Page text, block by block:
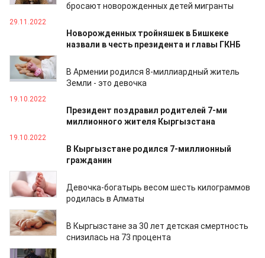
бросают новорожденных детей мигранты
29.11.2022
Новорожденных тройняшек в Бишкеке
назвали в честь президента и главы ГКНБ
16.11.2022
В Армении родился 8-миллиардный житель
Земли - это девочка
19.10.2022
Президент поздравил родителей 7-ми
миллионного жителя Кыргызстана
19.10.2022
В Кыргызстане родился 7-миллионный
гражданин
17.05.2022
Девочка-богатырь весом шесть килограммов
родилась в Алматы
26.03.2022
В Кыргызстане за 30 лет детская смертность
снизилась на 73 процента
02.03.2022